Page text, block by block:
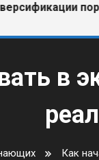
в
Как